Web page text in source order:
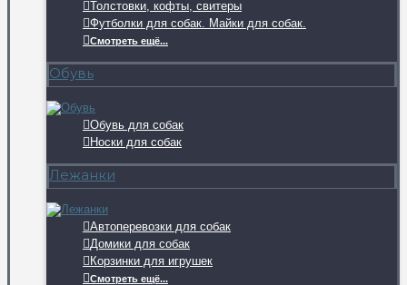
Толстовки, кофты, свитеры
Футболки для собак. Майки для собак.
Смотреть ещё...
Обувь
Обувь для собак
Носки для собак
Лежанки
Автоперевозки для собак
Домики для собак
Корзинки для игрушек
Смотреть ещё...